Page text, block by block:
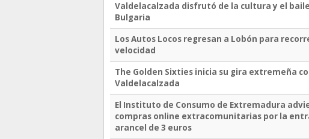
Valdelacalzada disfrutó de la cultura y el
Bulgaria
Los Autos Locos regresan a Lobón para
velocidad
The Golden Sixties inicia su gira extremeña
Valdelacalzada
El Instituto de Consumo de Extremadura
compras online extracomunitarias por la
arancel de 3 euros